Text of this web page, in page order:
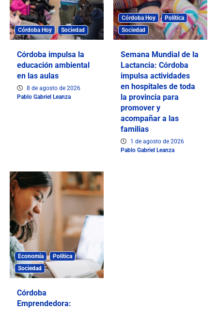
Córdoba Hoy Sociedad
Córdoba impulsa la
educación ambiental
en las aulas
8 de agosto de 2026
Pablo Gabriel Leanza
Córdoba Hoy
Política
Sociedad
Semana Mundial de la
Lactancia: Córdoba
impulsa actividades
en hospitales de toda
la provincia para
promover y
acompañar a las
familias
1 de agosto de 2026
Pablo Gabriel Leanza
Economía
Política
Sociedad
Córdoba
Emprendedora: